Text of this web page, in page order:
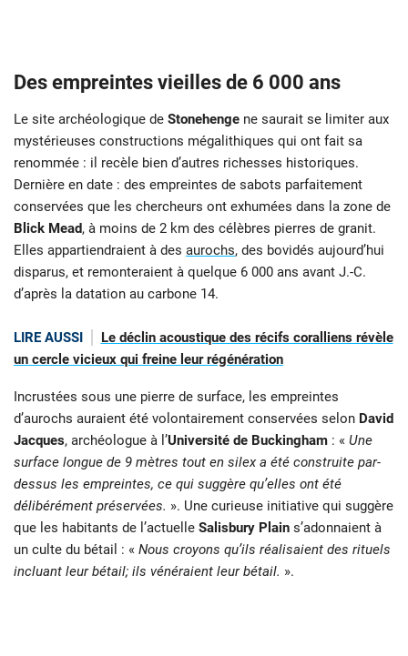
Des empreintes vieilles de 6 000 ans
Le site archéologique de Stonehenge ne saurait se limiter aux
mystérieuses constructions mégalithiques qui ont fait sa
renommée : il recèle bien d’autres richesses historiques.
Dernière en date : des empreintes de sabots parfaitement
conservées que les chercheurs ont exhumées dans la zone de
Blick Mead, à moins de 2 km des célèbres pierres de granit.
Elles appartiendraient à des aurochs, des bovidés aujourd’hui
disparus, et remonteraient à quelque 6 000 ans avant J.-C.
d’après la datation au carbone 14.
LIRE AUSSI
Le déclin acoustique des récifs coralliens révèle
un cercle vicieux qui freine leur régénération
Incrustées sous une pierre de surface, les empreintes
d’aurochs auraient été volontairement conservées selon David
Jacques, archéologue à l’Université de Buckingham : « Une
surface longue de 9 mètres tout en silex a été construite par-
dessus les empreintes, ce qui suggère qu’elles ont été
délibérément préservées. ». Une curieuse initiative qui suggère
que les habitants de l’actuelle Salisbury Plain s’adonnaient à
un culte du bétail : « Nous croyons qu’ils réalisaient des rituels
incluant leur bétail; ils vénéraient leur bétail. ».